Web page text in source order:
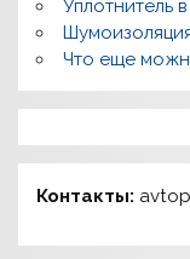
Уплотнитель
Что еще
Контакты: